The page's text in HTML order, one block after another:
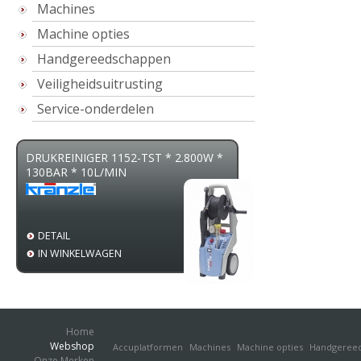
Machines
Machine opties
Handgereedschappen
Veiligheidsuitrusting
Service-onderdelen
DRUKREINIGER 1152-TST * 2.800W *
130BAR * 10L/MIN
DETAIL
IN WINKELWAGEN
Home
Webshop
Accuplatformen Machines Machine opties